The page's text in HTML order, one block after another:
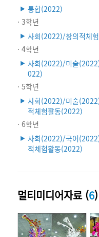
▶ 통합(2022)
· 3학년
▶ 사회(2022)/창의적체
· 4학년
▶ 사회(2022)/미술
022)
· 5학년
▶ 사회(2022)/미술
적체험활동(2022)
· 6학년
▶ 사회(2022)/국어
적체험활동(2022)
멀티미디어자료 (6)